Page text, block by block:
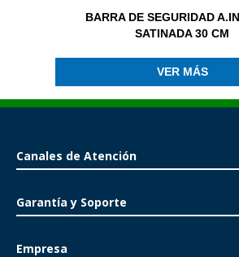
BARRA DE SEGURIDAD
SATINADA 30 CM
VER MÁS
Canales de Atención
Garantía y Soporte
Empresa